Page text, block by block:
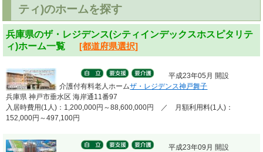
ティ)のホームを探す
兵庫県のザ・レジデンス(シティインデックスホスピタリテ
ィ)ホーム一覧
[都道府県選択]
平成23年05月 開設
介護付有料老人ホームザ・レジデンス神戸舞子
兵庫県 神戸市垂水区 海岸通11番97
入居時費用(1人)：1,200,000円～88,600,000円 ／ 月額利用料(1人)：
152,000円～497,100円
平成23年09月 開設